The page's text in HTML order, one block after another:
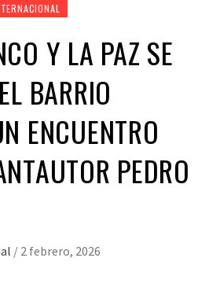
Y LA PAZ SE
BARRIO
ENCUENTRO
PEDRO
/ 2 febrero, 2026